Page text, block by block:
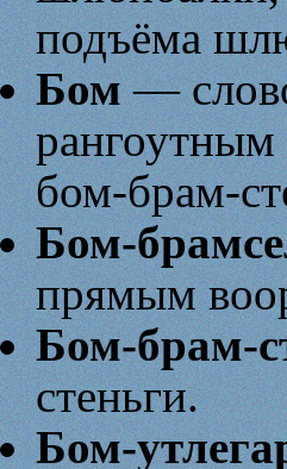
подъёма
Бом—
бом-брам-
Бом-
прямым
Бом-брам-
стеньги.
Бом-